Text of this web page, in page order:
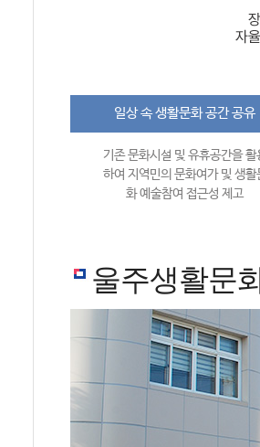
일상 속 생활문화 공간 공유
기존 문화시설 및 유휴공간을 활
하여 지역민의 문화여가 및 생활
화 예술참여 접근성 제고
울주생활문